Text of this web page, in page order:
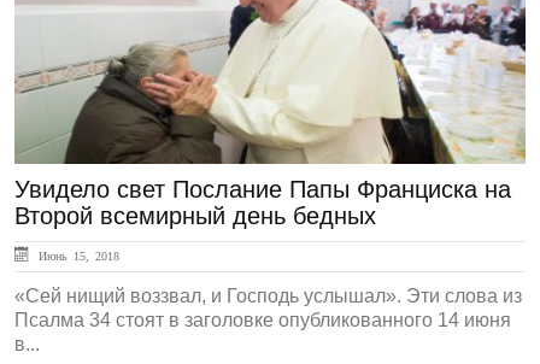
Увидело свет Послание Папы Франциска на
Второй всемирный день бедных
Июнь 15, 2018
«Сей нищий воззвал, и Господь услышал». Эти слова из
Псалма 34 стоят в заголовке опубликованного 14 июня
в...